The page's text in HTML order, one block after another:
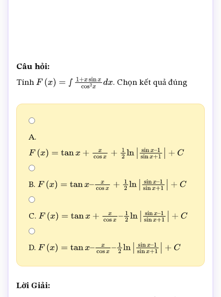
Câu hỏi:
Tính F x)= 1+x sinxcos 2xdx. Chọn kết quả đúng
A.
F x)= tan x+xcos +12ln | sin x– 1 sinx+1 | C
B. F x)= tan x–xcos x+12 ln sinx – 1sinx+ 1 + C
C. F x)= tan x+xcos –12ln sinx – 1sinx+ 1 + C
D. F x)= tan x–xcos x–12 ln| sin x –
1sinx+1|+C
Lời Giải: